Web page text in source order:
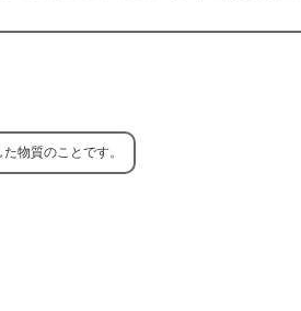
物質のことです。